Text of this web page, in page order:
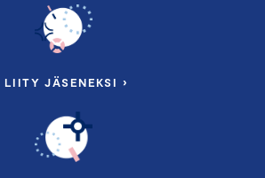
LIITY JÄSENEKSI ›